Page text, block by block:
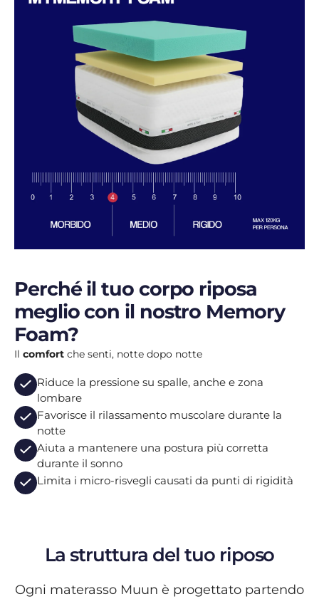
Perché il tuo corpo riposa
meglio con il nostro Memory
Foam?
Il comfort che senti, notte dopo notte
Riduce la pressione su spalle, anche e zona
lombare
Favorisce il rilassamento muscolare durante la
notte
Aiuta a mantenere una postura più corretta
durante il sonno
Limita i micro-risvegli causati da punti di rigidità
La struttura del tuo riposo
Ogni materasso Muun è progettato partendo